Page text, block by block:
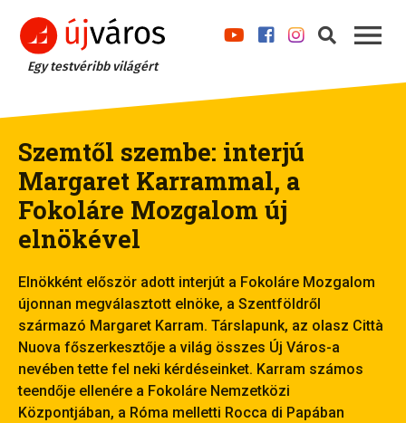
Egy testvéribb világért
Szemtől szembe: interjú
Margaret Karrammal, a
Fokoláre Mozgalom új
elnökével
Elnökként először adott interjút a Fokoláre Mozgalom
újonnan megválasztott elnöke, a Szentföldről
származó Margaret Karram. Társlapunk, az olasz Città
Nuova főszerkesztője a világ összes Új Város-a
nevében tette fel neki kérdéseinket. Karram számos
teendője ellenére a Fokoláre Nemzetközi
Központjában, a Róma melletti Rocca di Papában